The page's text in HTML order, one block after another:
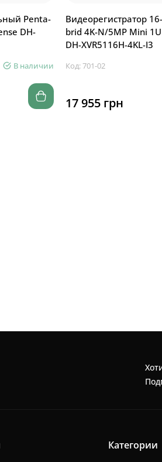
Penta-
DH-
В наличии
Видеорегистратор
brid 4K-N/5MP Mini
DH-XVR5116H-4KL-I3
Код: 701-02
17 955 грн
Категории